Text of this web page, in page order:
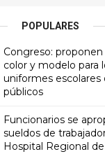
POPULARES
Congreso:
color y modelo para
uniformes escolares
públicos
Funcionarios se
sueldos de
Hospital Regional